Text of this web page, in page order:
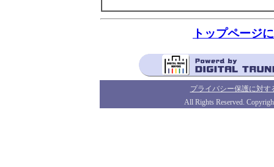
トップページ
プライバシー保護に対す
All Rights Reserved.